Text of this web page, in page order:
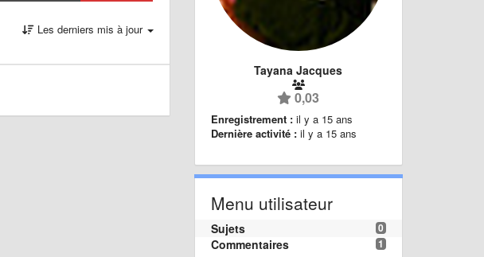
Les derniers mis à jour
Tayana Jacques
0,03
Enregistrement : il y a 15 ans
Dernière activité : il y a 15 ans
Menu utilisateur
0
Sujets
1
Commentaires